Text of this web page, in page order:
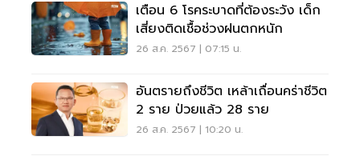
เตือน 6 โรคระบาดที่ต้องระวัง เด็ก
เสี่ยงติดเชื้อช่วงฝนตกหนัก
26 ส.ค. 2567 | 07:15 น.
อันตรายถึงชีวิต เหล้าเถื่อนคร่าชีวิต
2 ราย ป่วยแล้ว 28 ราย
26 ส.ค. 2567 | 10:20 น.